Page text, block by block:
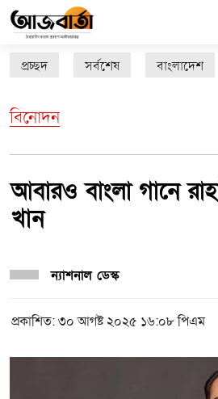
প্রচ্ছদ সর্বশেষ বাংলাদেশ
বিনোদন
আবারও বাংলা গানে
খান
ন্যাশনাল ডেস্ক
প্রকাশিত: ৩০ আগষ্ট ২০২৫ ১৬:০৮ পিএম